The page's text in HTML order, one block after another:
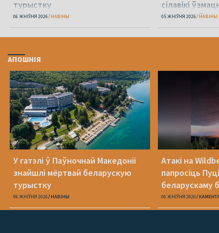
турыстку
06 ЖНІЎНЯ 2026 НАВІНЫ
сілавікі
беларусаў
05 ЖНІЎНЯ 2026 НАВІНЫ
АПОШНІЯ
У гатэлі ў Паўночнай Македоніі
знайшлі мёртвай беларускую
турыстку
06 ЖНІЎНЯ 2026 НАВІНЫ
Атакі на
папросіць
беларускаму
06 ЖНІЎНЯ 2026